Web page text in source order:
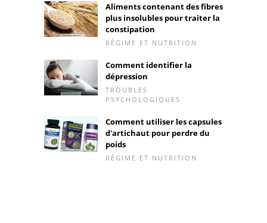
Aliments contenant des fibres
plus insolubles pour traiter la
constipation
RÉGIME ET NUTRITION
Comment identifier la
dépression
TROUBLES
PSYCHOLOGIQUES
Comment utiliser les capsules
d'artichaut pour perdre du
poids
RÉGIME ET NUTRITION